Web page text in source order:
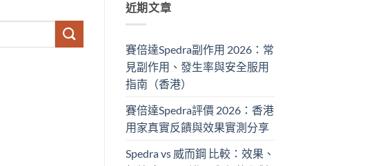
近期文章
賽倍達Spedra副作用 2026：常
見副作用、發生率與安全服用
指南（香港）
賽倍達Spedra評價 2026：香港
用家真實反饋與效果實測分享
Spedra vs 威而鋼 比較：效果、